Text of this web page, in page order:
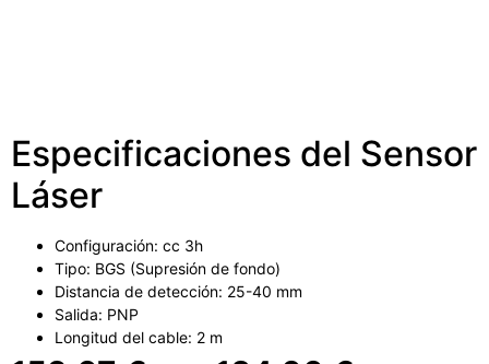
Especificaciones del Sensor
Láser
Configuración: cc 3h
Tipo: BGS (Supresión de fondo)
Distancia de detección: 25-40 mm
Salida: PNP
Longitud del cable: 2 m